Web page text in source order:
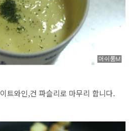
트와인,건 파슬리로 마무리 합니다.